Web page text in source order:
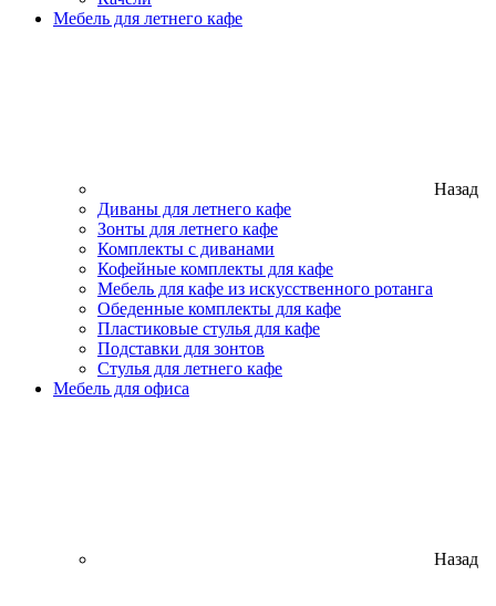
Мебель для летнего кафе
Назад
Диваны для летнего кафе
Зонты для летнего кафе
Комплекты с диванами
Кофейные комплекты для кафе
Мебель для кафе из искусственного ротанга
Обеденные комплекты для кафе
Пластиковые стулья для кафе
Подставки для зонтов
Стулья для летнего кафе
Мебель для офиса
Назад